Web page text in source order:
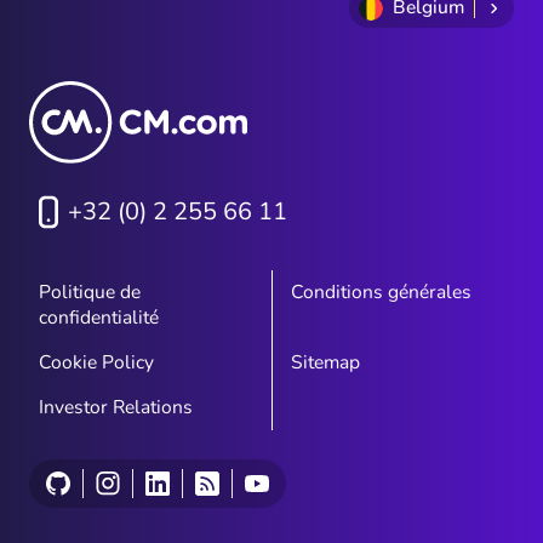
Belgium
+32 (0) 2 255 66 11
Politique de
confidentialité
Conditions générales
Cookie Policy
Sitemap
Investor Relations